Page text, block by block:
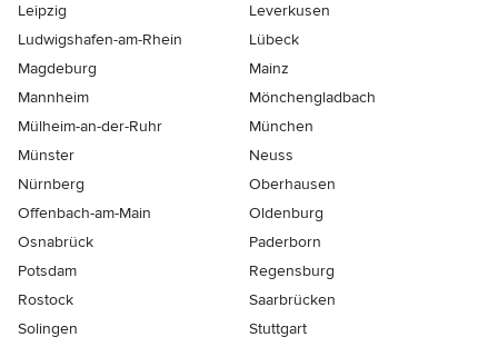
Leipzig
Leverkusen
Ludwigshafen-am-Rhein
Lübeck
Magdeburg
Mainz
Mannheim
Mönchen­gladbach
Mülheim-an-der-Ruhr
München
Münster
Neuss
Nürnberg
Oberhausen
Offenbach-am-Main
Oldenburg
Osnabrück
Paderborn
Potsdam
Regensburg
Rostock
Saarbrücken
Solingen
Stuttgart